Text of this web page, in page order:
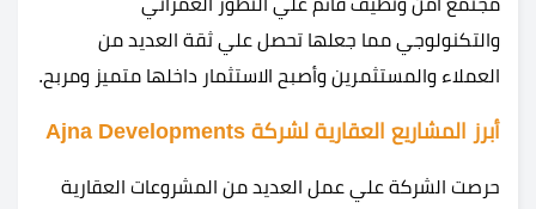
والتكنولوجي مما جعلها تحصل علي ثقة العديد من
العملاء والمستثمرين وأصبح الاستثمار داخلها متميز ومربح.
أبرز المشاريع العقارية لشركة Ajna Developments
حرصت الشركة علي عمل العديد من المشروعات العقارية